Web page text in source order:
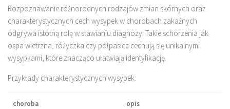
Rozpoznawanie różnorodnych rodzajów zmian skórnych oraz
charakterystycznych cech wysypek w chorobach zakaźnych
odgrywa istotną rolę w stawianiu diagnozy. Takie schorzenia jak
ospa wietrzna, różyczka czy półpasiec cechują się unikalnymi
wysypkami, które znacząco ułatwiają identyfikację.
Przykłady charakterystycznych wysypek:
choroba opis